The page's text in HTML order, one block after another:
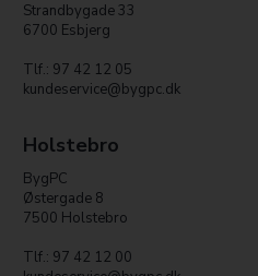
Strandbygade 33
6700 Esbjerg
Tlf.: 97 42 12 05
kundeservice@bygpc.dk
Holstebro
BygPC
Østergade 8
7500 Holstebro
Tlf.: 97 42 12 00